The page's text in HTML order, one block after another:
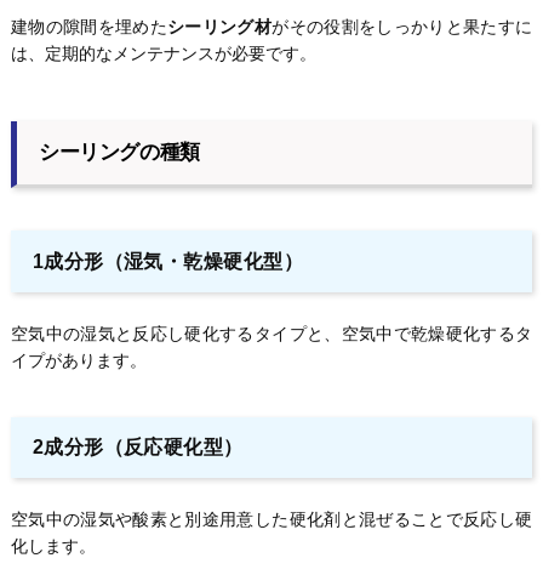
建物の隙間を埋めたシーリング材がその役割をしっかりと果たすに
は、定期的なメンテナンスが必要です。
シーリングの種類
1成分形（湿気・乾燥硬化型）
空気中の湿気と反応し硬化するタイプと、空気中で乾燥硬化するタ
イプがあります。
2成分形（反応硬化型）
空気中の湿気や酸素と別途用意した硬化剤と混ぜることで反応し硬
化します。